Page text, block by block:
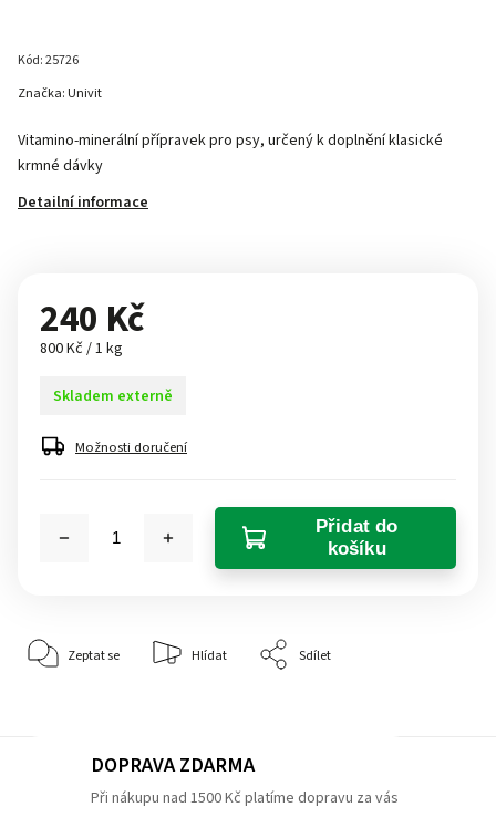
Kód:25726
Vitamino-minerální přípravek pro psy, určený k doplnění klasické
krmné dávky
Detailní informace
Značka: Univit
240 Kč
800 Kč / 1 kg
Skladem externě
Možnosti doručení
Přidat do
košíku
Zeptat se Hlídat Sdílet
DOPRAVA ZDARMA
Při nákupu nad 1500 Kč platíme dopravu za vás